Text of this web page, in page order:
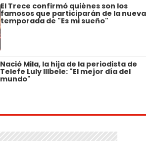
El Trece confirmó quiénes son los
famosos que participarán de la nueva
temporada de "Es mi sueño"
Nació Mila, la hija de la periodista de
Telefe Luly Illbele: "El mejor día del
mundo"